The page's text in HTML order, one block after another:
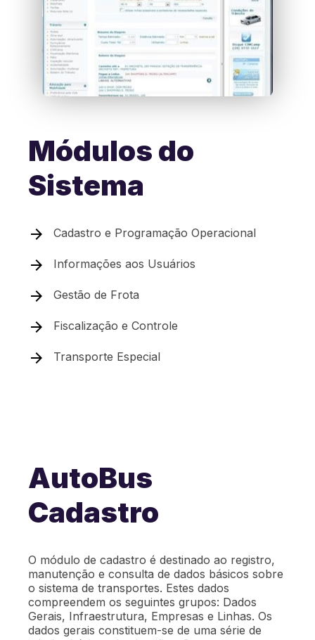
Módulos do
Sistema
Cadastro e Programação Operacional
Informações aos Usuários
Gestão de Frota
Fiscalização e Controle
Transporte Especial
AutoBus
Cadastro
O módulo de cadastro é destinado ao registro,
manutenção e consulta de dados básicos sobre
o sistema de transportes. Estes dados
compreendem os seguintes grupos: Dados
Gerais, Infraestrutura, Empresas e Linhas. Os
dados gerais constituem-se de uma série de